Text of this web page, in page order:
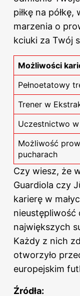
piłkę na
marzenia o
kciuki za Twój
Możliwości
Pełnoetatowy
Trener w
Uczestnictwo
Możliwość
pucharach
Czy wiesz, że
Guardiola czy
karierę w
nieustępliwość
największych
Każdy z nich
otworzyło
europejskim
Źródła: